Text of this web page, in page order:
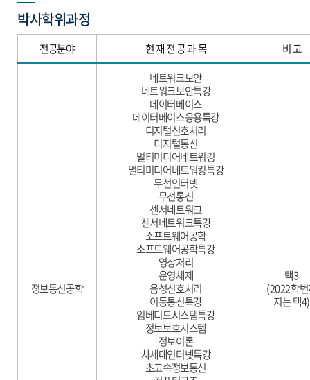
박사학위과정
전공분야 현 재 전 공 과 목 비 고
정보통신공학
네트워크보안
네트워크보안특강
데이터베이스
데이터베이스응용특강
디지털신호처리
디지털통신
멀티미디어네트워킹
멀티미디어네트워킹특강
무선인터넷
무선통신
센서네트워크
센서네트워크특강
소프트웨어공학
소프트웨어공학특강
영상처리
운영체제
음성신호처리
이동통신특강
임베디드시스템특강
정보보호시스템
정보이론
차세대인터넷특강
초고속정보통신
택3
(2022학
지는 택4)